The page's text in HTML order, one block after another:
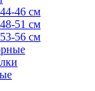
46 см
51 см
56 см